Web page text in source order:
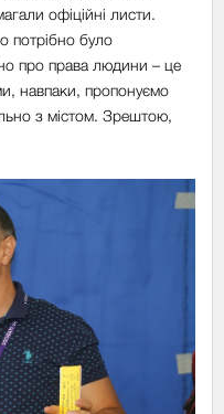
офіційні листи.
потрібно було
про права людини – це
навпаки, пропонуємо
з містом. Зрештою,